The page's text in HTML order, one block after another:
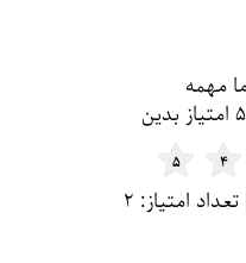
مهمه
۵ ۴